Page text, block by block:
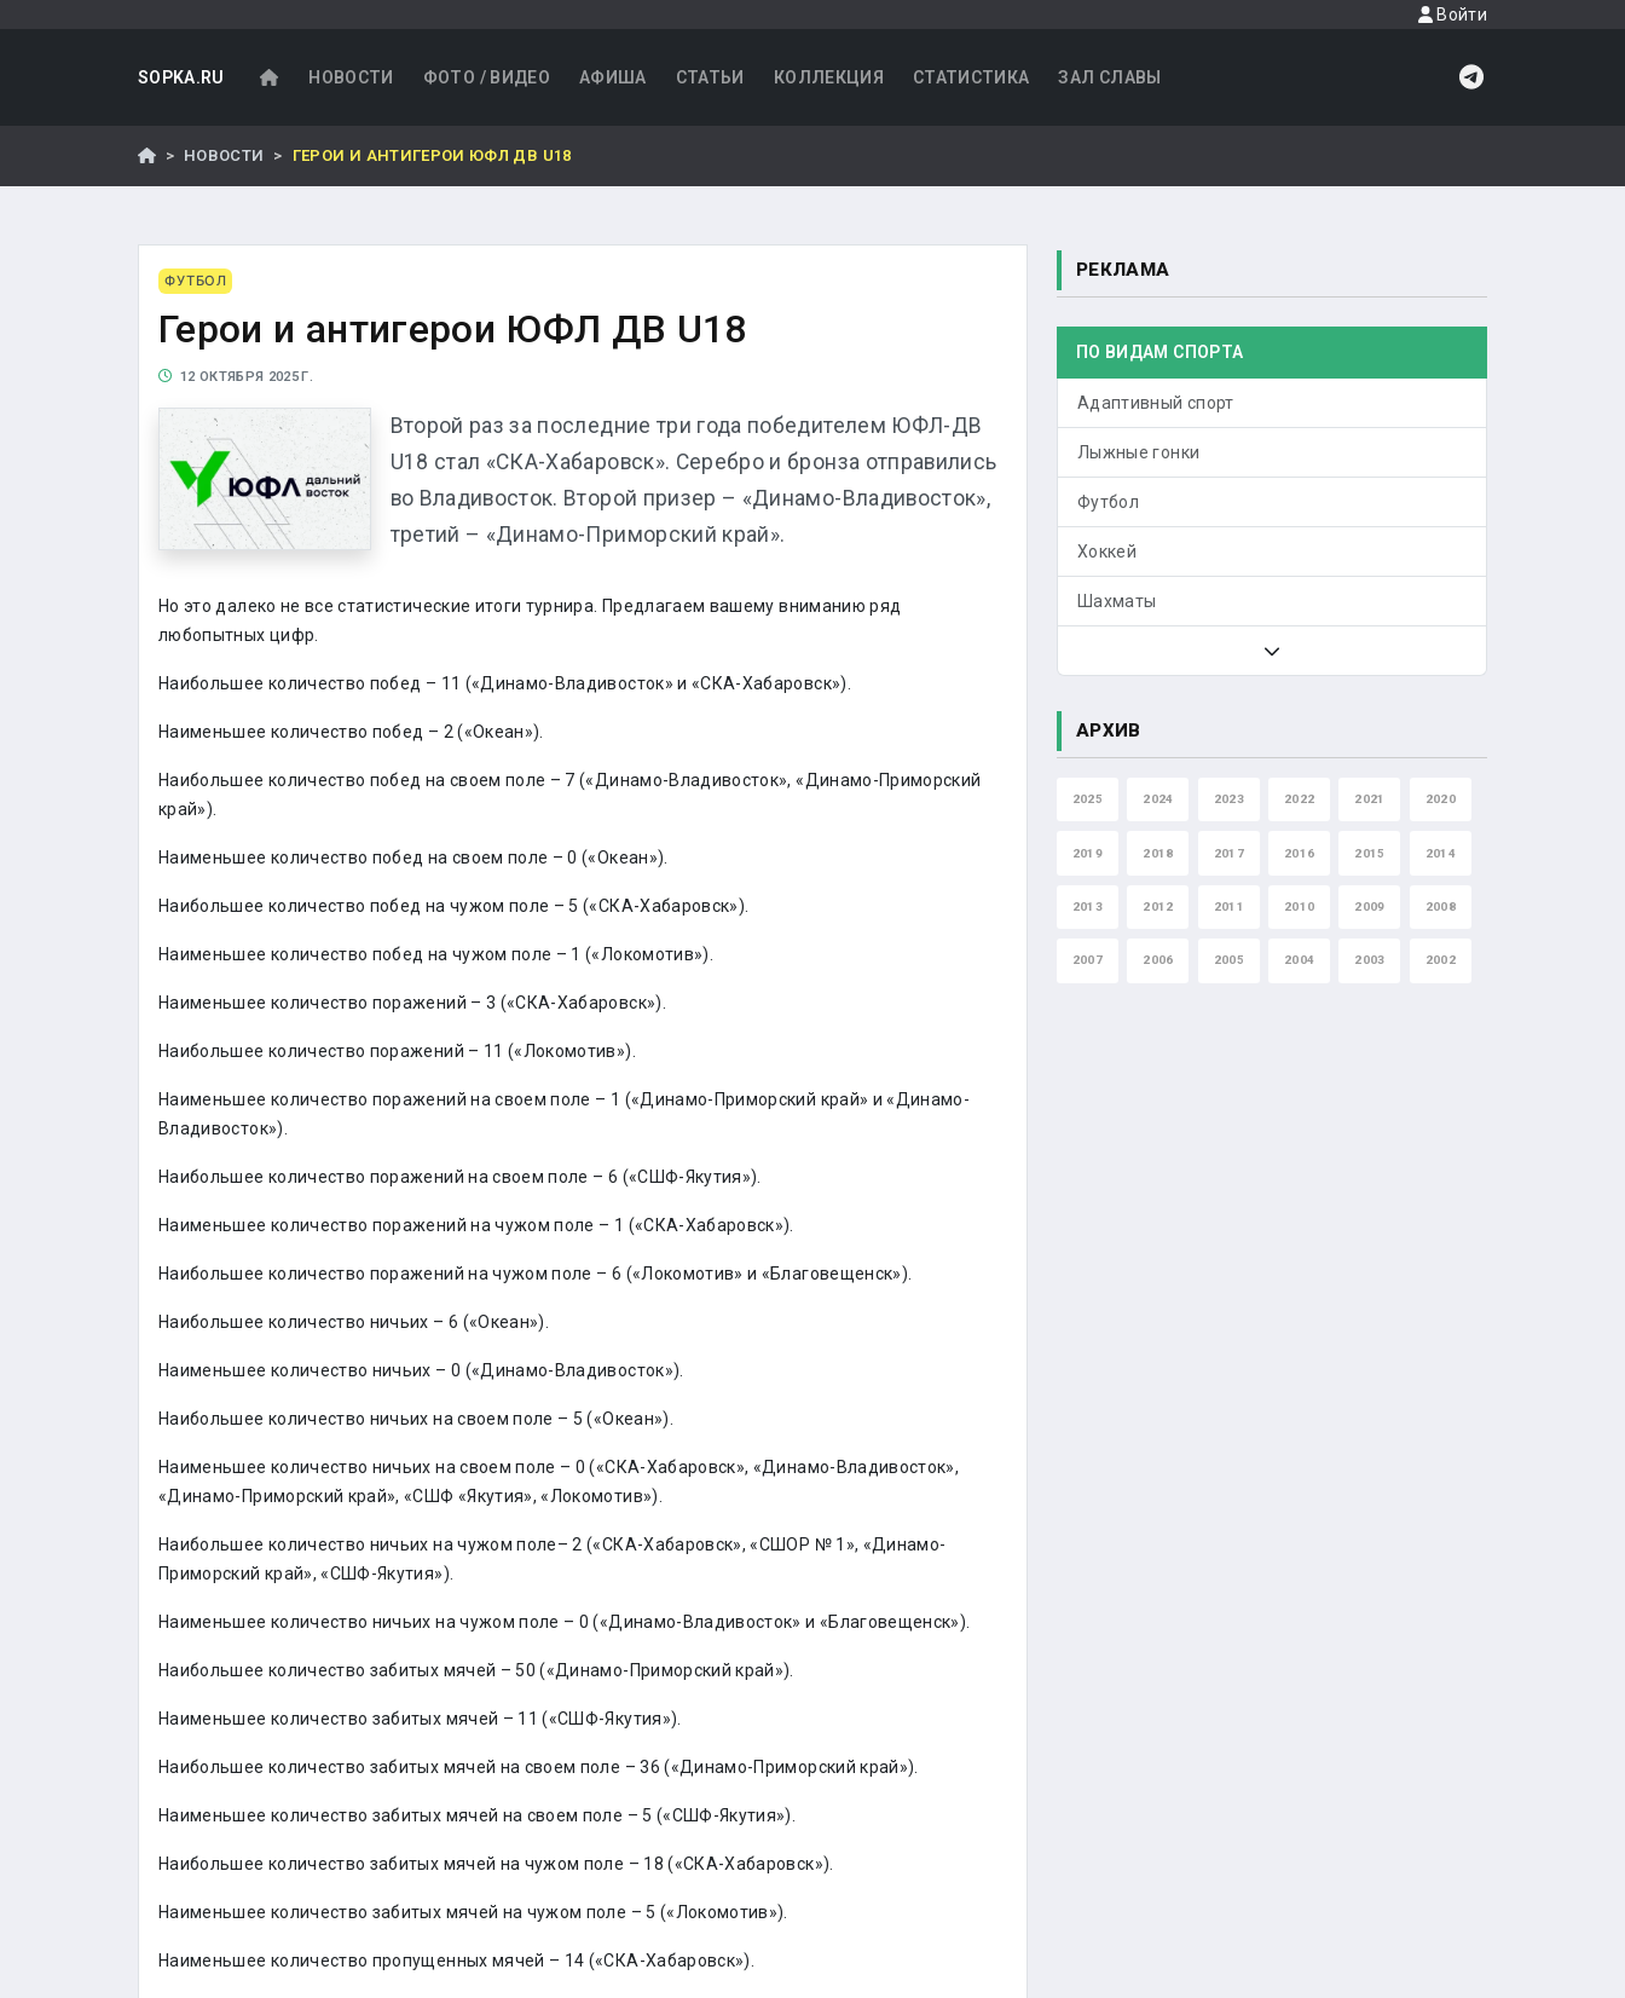
Войти
SOPKA.RU НОВОСТИ ФОТО / ВИДЕО АФИША СТАТЬИ КОЛЛЕКЦИЯ СТАТИСТИКА ЗАЛ СЛАВЫ
НОВОСТИ ГЕРОИ И АНТИГЕРОИ ЮФЛ ДВ U18
ФУТБОЛ
Герои и антигерои ЮФЛ ДВ U18
12 ОКТЯБРЯ 2025 Г.
Второй раз за последние три года победителем ЮФЛ-ДВ
U18 стал «СКА-Хабаровск». Серебро и бронза отправились
во Владивосток. Второй призер – «Динамо-Владивосток»,
третий – «Динамо-Приморский край».
Но это далеко не все статистические итоги турнира. Предлагаем вашему вниманию ряд
любопытных цифр.
Наибольшее количество побед – 11 («Динамо-Владивосток» и «СКА-Хабаровск»).
Наименьшее количество побед – 2 («Океан»).
Наибольшее количество побед на своем поле – 7 («Динамо-Владивосток», «Динамо-Приморский
край»).
Наименьшее количество побед на своем поле – 0 («Океан»).
Наибольшее количество побед на чужом поле – 5 («СКА-Хабаровск»).
Наименьшее количество побед на чужом поле – 1 («Локомотив»).
Наименьшее количество поражений – 3 («СКА-Хабаровск»).
Наибольшее количество поражений – 11 («Локомотив»).
Наименьшее количество поражений на своем поле – 1 («Динамо-Приморский край» и «Динамо-
Владивосток»).
Наибольшее количество поражений на своем поле – 6 («СШФ-Якутия»).
Наименьшее количество поражений на чужом поле – 1 («СКА-Хабаровск»).
Наибольшее количество поражений на чужом поле – 6 («Локомотив» и «Благовещенск»).
Наибольшее количество ничьих – 6 («Океан»).
Наименьшее количество ничьих – 0 («Динамо-Владивосток»).
Наибольшее количество ничьих на своем поле – 5 («Океан»).
Наименьшее количество ничьих на своем поле – 0 («СКА-Хабаровск», «Динамо-Владивосток»,
«Динамо-Приморский край», «СШФ «Якутия», «Локомотив»).
Наибольшее количество ничьих на чужом поле– 2 («СКА-Хабаровск», «СШОР № 1», «Динамо-
Приморский край», «СШФ-Якутия»).
Наименьшее количество ничьих на чужом поле – 0 («Динамо-Владивосток» и «Благовещенск»).
Наибольшее количество забитых мячей – 50 («Динамо-Приморский край»).
Наименьшее количество забитых мячей – 11 («СШФ-Якутия»).
Наибольшее количество забитых мячей на своем поле – 36 («Динамо-Приморский край»).
Наименьшее количество забитых мячей на своем поле – 5 («СШФ-Якутия»).
Наибольшее количество забитых мячей на чужом поле – 18 («СКА-Хабаровск»).
Наименьшее количество забитых мячей на чужом поле – 5 («Локомотив»).
Наименьшее количество пропущенных мячей – 14 («СКА-Хабаровск»).
РЕКЛАМА
ПО ВИДАМ СПОРТА
Адаптивный спорт
Лыжные гонки
Футбол
Хоккей
Шахматы
АРХИВ
2025 2024 2023 2022 2021 2020
2019 2018 2017 2016 2015 2014
2013 2012 2011 2010 2009 2008
2007 2006 2005 2004 2003 2002